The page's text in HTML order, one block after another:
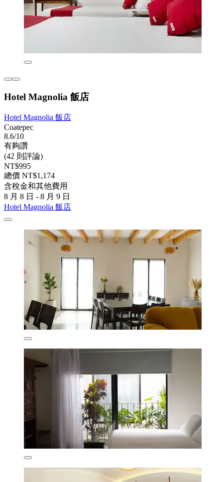
Hotel Magnolia 飯店
Hotel Magnolia 飯店
Coatepec
8.6/10
有夠讚
(42 則評論)
NT$995
總價 NT$1,174
含稅金和其他費用
8 月 8 日 - 8 月 9 日
Hotel Magnolia 飯店